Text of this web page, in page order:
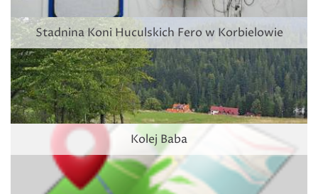
Stadnina Koni Huculskich Fero w Korbielowie
Kolej Baba